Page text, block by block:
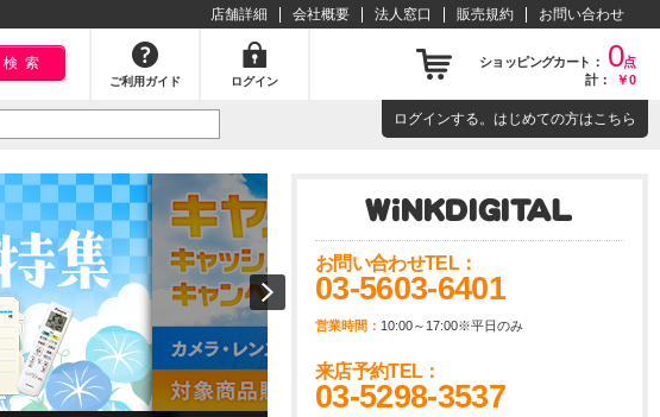
店舗詳細 会社概要 法人窓口 販売規約 お問い合わせ
検索
ご利用ガイド ログイン
ショッピングカート： 0点
計：
￥0
ログインする。はじめての方はこちら
お問い合わせTEL：
03-5603-6401
営業時間： 10:00～17:00※平日のみ
来店予約TEL：
03-5298-3537